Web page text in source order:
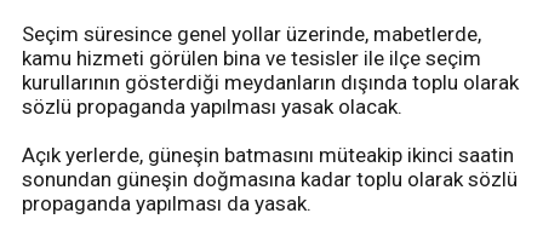
Seçim süresince genel yollar üzerinde, mabetlerde,
kamu hizmeti görülen bina ve tesisler ile ilçe seçim
kurullarının gösterdiği meydanların dışında toplu olarak
sözlü propaganda yapılması yasak olacak.
Açık yerlerde, güneşin batmasını müteakip ikinci saatin
sonundan güneşin doğmasına kadar toplu olarak sözlü
propaganda yapılması da yasak.